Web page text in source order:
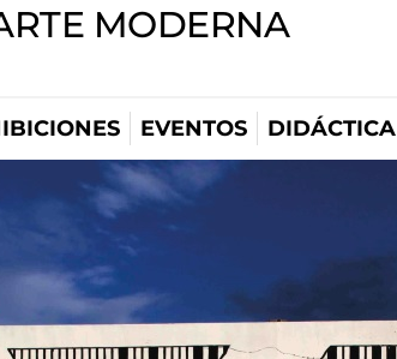
MODERNA
EVENTOS DIDÁCTICA